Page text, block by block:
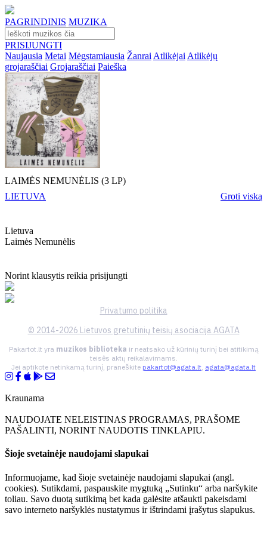
PAGRINDINIS MUZIKA
PRISIJUNGTI
Naujausia Metai Mėgstamiausia Žanrai Atlikėjai Atlikėjų
grojaraščiai Grojaraščiai Paieška
LAIMĖS NEMUNĖLIS (3 LP)
LIETUVA
Groti viską
Lietuva
Laimės Nemunėlis
Norint klausytis reikia prisijungti
Privatumo politika
© 2014-2026 Lietuvos gretutinių teisių asociacija AGATA
Pakartot.lt yra muzikos biblioteka ir neatsako už kūrinių turinį bei atitikimą
teisės aktų reikalavimams.
Jei aptikote netinkamą turinį, praneškite pakartot@agata.lt, agata@agata.lt
Kraunama
NAUDOJATE NELEISTINAS PROGRAMAS, PRAŠOME
PAŠALINTI, NORINT NAUDOTIS TINKLAPIU.
Šioje svetainėje naudojami slapukai
Informuojame, kad šioje svetainėje naudojami slapukai (angl.
cookies). Sutikdami, paspauskite mygtuką „Sutinku“ arba naršykite
toliau. Savo duotą sutikimą bet kada galėsite atšaukti pakeisdami
savo interneto naršyklės nustatymus ir ištrindami įrašytus slapukus.